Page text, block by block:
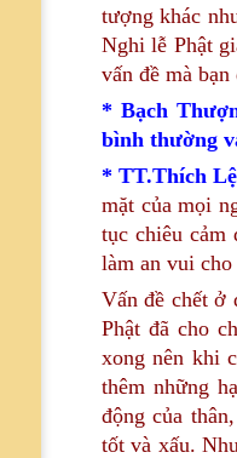
tượng khác
Nghi lễ Phật
vấn đề mà
* Bạch
bình thường
* TT.Thích
mặt của mọi
tục chiêu cảm
làm an vui
Vấn đề chết ở
Phật đã cho
xong nên khi
thêm những
động của
tốt và xấu.